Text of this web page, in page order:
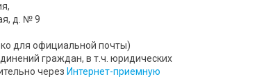
д. № 9
для официальной почты)
граждан, в т.ч. юридических
через Интернет-приемную